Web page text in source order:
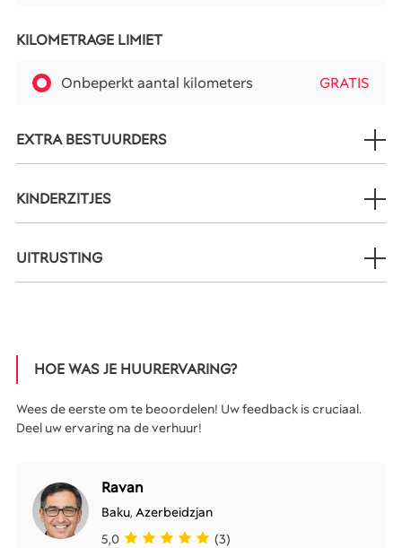
KILOMETRAGE LIMIET
Onbeperkt aantal kilometers GRATIS
EXTRA BESTUURDERS
KINDERZITJES
UITRUSTING
HOE WAS JE HUURERVARING?
Wees de eerste om te beoordelen! Uw feedback is cruciaal.
Deel uw ervaring na de verhuur!
Ravan
Baku, Azerbeidzjan
5,0
(3)